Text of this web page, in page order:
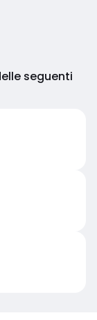
seguenti